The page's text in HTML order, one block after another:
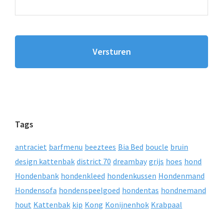
Tags
antraciet barfmenu beeztees Bia Bed boucle bruin
design kattenbak district 70 dreambay grijs hoes hond
Hondenbank hondenkleed hondenkussen Hondenmand
Hondensofa hondenspeelgoed hondentas hondnemand
hout Kattenbak kip Kong Konijnenhok Krabpaal